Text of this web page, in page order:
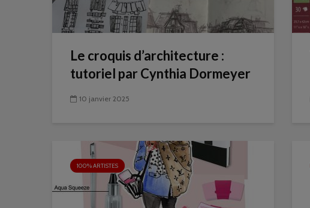
Le croquis d’architecture :
tutoriel par Cynthia Dormeyer
10 janvier 2025
100% ARTISTES